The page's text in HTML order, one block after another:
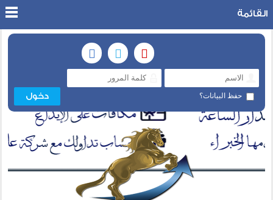
حفظ البيانات؟
القائمة